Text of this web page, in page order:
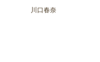
川口春奈